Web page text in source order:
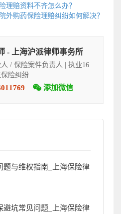
理赔资料不齐怎么办？
外购药保险理赔纠纷如何解决？
- 上海沪派律师事务所
/ 保险案件负责人 | 执业16
险纠纷
添加微信
题与维权指南_上海保险律
避坑常见问题_上海保险律